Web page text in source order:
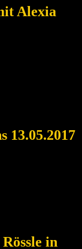
Alexia
13.05.2017
in